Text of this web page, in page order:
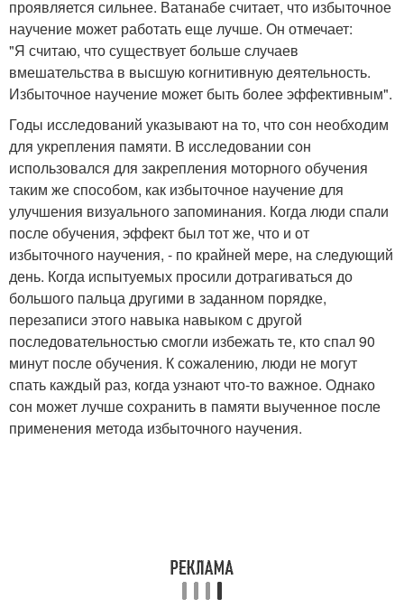
проявляется сильнее. Ватанабе считает, что избыточное
научение может работать еще лучше. Он отмечает:
"Я считаю, что существует больше случаев
вмешательства в высшую когнитивную деятельность.
Избыточное научение может быть более эффективным".
Годы исследований указывают на то, что сон необходим
для укрепления памяти. В исследовании сон
использовался для закрепления моторного обучения
таким же способом, как избыточное научение для
улучшения визуального запоминания. Когда люди спали
после обучения, эффект был тот же, что и от
избыточного научения, - по крайней мере, на следующий
день. Когда испытуемых просили дотрагиваться до
большого пальца другими в заданном порядке,
перезаписи этого навыка навыком с другой
последовательностью смогли избежать те, кто спал 90
минут после обучения. К сожалению, люди не могут
спать каждый раз, когда узнают что-то важное. Однако
сон может лучше сохранить в памяти выученное после
применения метода избыточного научения.